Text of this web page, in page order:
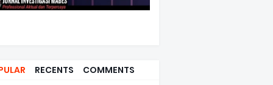
RECENTS COMMENTS